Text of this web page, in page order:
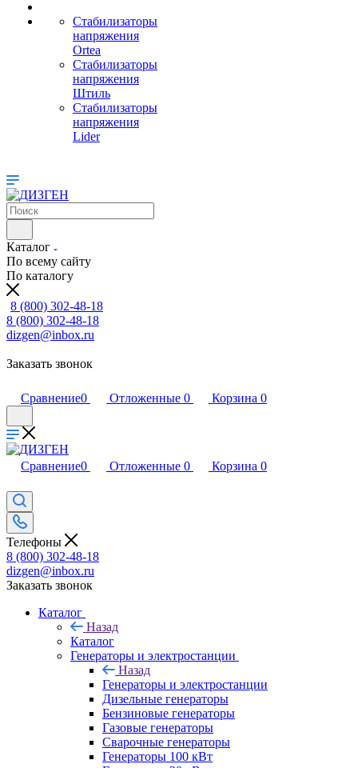
Стабилизаторы
напряжения
Ortea
Стабилизаторы
напряжения
Штиль
Стабилизаторы
напряжения
Lider
Каталог
По всему сайту
По каталогу
8 (800) 302-48-18
8 (800) 302-48-18
dizgen@inbox.ru
Заказать звонок
Сравнение0 Отложенные 0 Корзина 0
Сравнение0 Отложенные 0 Корзина 0
Телефоны
8 (800) 302-48-18
dizgen@inbox.ru
Заказать звонок
Каталог
Назад
Каталог
Генераторы и электростанции
Назад
Генераторы и электростанции
Дизельные генераторы
Бензиновые генераторы
Газовые генераторы
Сварочные генераторы
Генераторы 100 кВт